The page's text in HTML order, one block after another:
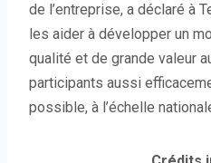
de l’entreprise, a déclaré à
les aider à développer un
qualité et de grande valeur
participants aussi
possible, à l’échelle